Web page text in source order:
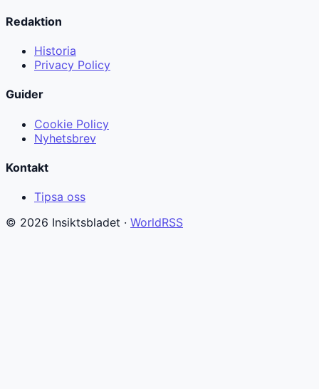
Redaktion
Historia
Privacy Policy
Guider
Cookie Policy
Nyhetsbrev
Kontakt
Tipsa oss
© 2026 Insiktsbladet · WorldRSS